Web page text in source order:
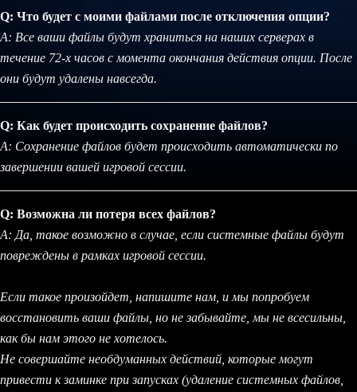
Q: Что будет с моими файлами после отключения опции?
A: Все ваши файлы будут храниться на наших серверах в
течение 72-х часов с момента окончания действия опции. После
они будут удалены навсегда.
Q: Как будет происходить сохранение файлов?
A: Сохранение файлов будет происходить автоматически по
завершении вашей игровой сессии.
Q: Возможна ли потеря всех файлов?
A: Да, такое возможно в случае, если системные файлы будут
повреждены в рамках игровой сессии.
Если такое произойдет, напишите нам, и мы попробуем
восстановить ваши файлы, но не забывайте, мы не всесильны,
как бы нам этого не хотелось.
Не совершайте необдуманных действий, которые могут
привести к заминке при запусках (удаление системных файлов,